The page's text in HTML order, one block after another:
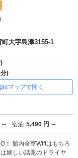
のうち4
大字島津3155-1
)
マップで開く
宿泊 5,490 円 ～
！ 館内全室Wifiはもちろ
嬉しい話題のドライヤ